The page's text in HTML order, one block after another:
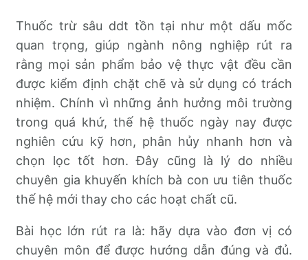
Thuốc trừ sâu ddt tồn tại như một dấu mốc
quan trọng, giúp ngành nông nghiệp rút ra
rằng mọi sản phẩm bảo vệ thực vật đều cần
được kiểm định chặt chẽ và sử dụng có trách
nhiệm. Chính vì những ảnh hưởng môi trường
trong quá khứ, thế hệ thuốc ngày nay được
nghiên cứu kỹ hơn, phân hủy nhanh hơn và
chọn lọc tốt hơn. Đây cũng là lý do nhiều
chuyên gia khuyến khích bà con ưu tiên thuốc
thế hệ mới thay cho các hoạt chất cũ.
Bài học lớn rút ra là: hãy dựa vào đơn vị có
chuyên môn để được hướng dẫn đúng và đủ.